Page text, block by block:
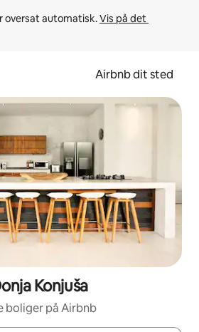
oversat automatisk. Vis på det
Airbnb dit sted
Konjuša
boliger på Airbnb